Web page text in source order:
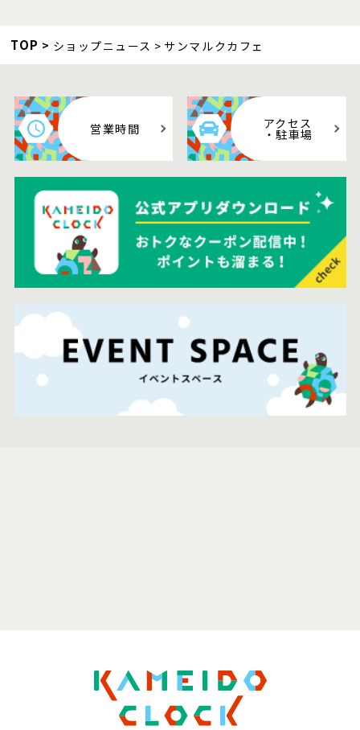
TOP ショップニュース サンマルクカフェ
営業時間 アクセス
・駐車場